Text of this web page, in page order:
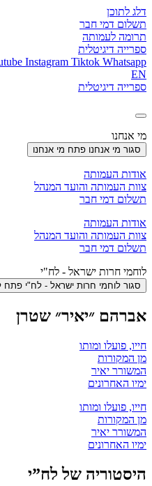
דלג לתוכן
תשלום דמי חבר
תרומה לעמותה
ספרייה דיגיטלית
Instagram Tiktok Whatsapp
EN
ספרייה דיגיטלית
מי אנחנו
סגור מי אנחנו פתח מי אנחנו
אודות העמותה
צוות העמותה והועד המנהל
תשלום דמי חבר
אודות העמותה
צוות העמותה והועד המנהל
תשלום דמי חבר
לוחמי חרות ישראל - לח"י
סגור לוחמי חרות ישראל - לח"י פתח
אברהם ״יאיר״ שטרן
חייו, פועלו ומותו
מן המקורות
המשורר יאיר
ימיו האחרונים
חייו, פועלו ומותו
מן המקורות
המשורר יאיר
ימיו האחרונים
היסטוריה של לח”י